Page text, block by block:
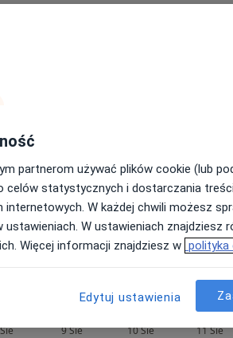
Umawianie online nie jest dostępne
Pokaż profil
9 Sie 10 Sie
Wt,
11 Sie
partnerom używać plików cookie (lub
celów statystycznych i dostarczania
W każdej chwili możesz
W ustawieniach znajdziesz
Więcej informacji znajdziesz w polityka
Edytuj ustawienia